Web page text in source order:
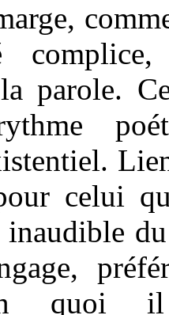
parole.
celui
inaudible
quoi il